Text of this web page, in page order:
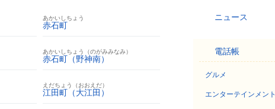
あかいしちょう
赤石町
あかいしちょう（のがみみなみ）
赤石町（野神南）
えだちょう（おおえだ）
江田町（大江田）
ニュース
電話帳
グルメ
エンターテインメント